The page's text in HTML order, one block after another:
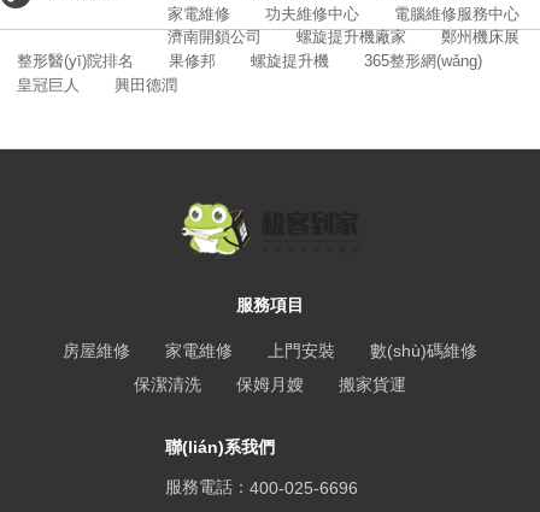
家電維修
功夫維修中心
電腦維修服務中心
濟南開鎖公司
螺旋提升機廠家
鄭州機床展
整形醫(yī)院排名
果修邦 螺旋提升機
365整形網(wǎng)
皇冠巨人
興田德潤
服務項目
房屋維修 家電維修 上門安裝
數(shù)碼維修
保潔清洗
保姆月嫂 搬家貨運
聯(lián)系我們
服務電話： 400-025-6696